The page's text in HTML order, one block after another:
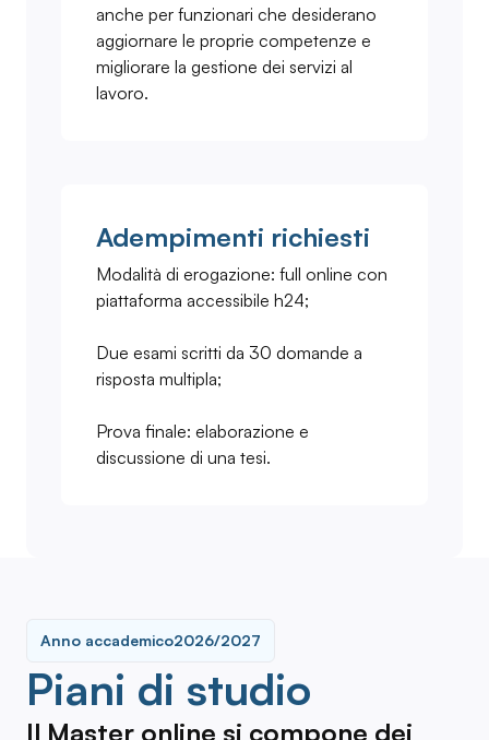
anche per funzionari che desiderano
aggiornare le proprie competenze e
migliorare la gestione dei servizi al
lavoro.
Adempimenti richiesti
Modalità di erogazione: full online con
piattaforma accessibile h24;
Due esami scritti da 30 domande a
risposta multipla;
Prova finale: elaborazione e
discussione di una tesi.
Piani di studio
Anno accademico2026/2027
Il Master online si compone dei